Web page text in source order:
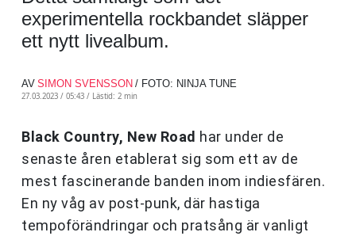
experimentella rockbandet släpper
ett nytt livealbum.
AV SIMON SVENSSON / FOTO: NINJA TUNE
27.03.2023 / 05:43 / Lästid: 2 min
Black Country, New Road har under de
senaste åren etablerat sig som ett av de
mest fascinerande banden inom indiesfären.
En ny våg av post-punk, där hastiga
tempoförändringar och pratsång är vanligt